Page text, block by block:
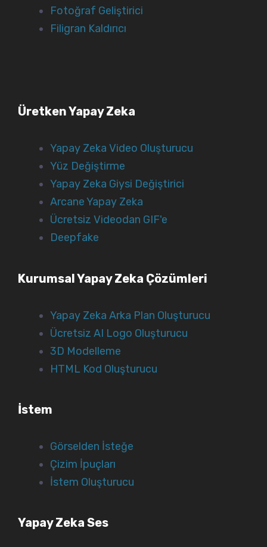
Fotoğraf Geliştirici
Filigran Kaldırıcı
Üretken Yapay Zeka
Yapay Zeka Video Oluşturucu
Yüz Değiştirme
Yapay Zeka Giysi Değiştirici
Arcane Yapay Zeka
Ücretsiz Videodan GIF'e
Deepfake
Kurumsal Yapay Zeka Çözümleri
Yapay Zeka Arka Plan Oluşturucu
Ücretsiz AI Logo Oluşturucu
3D Modelleme
HTML Kod Oluşturucu
İstem
Görselden İsteğe
Çizim İpuçları
İstem Oluşturucu
Yapay Zeka Ses